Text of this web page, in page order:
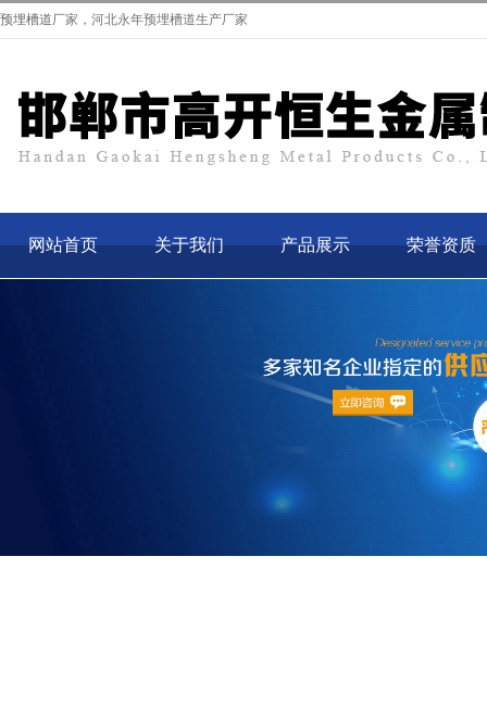
预埋槽道厂家，河北永年预埋槽道生产厂家
网站首页 关于我们 产品展示 荣誉资质